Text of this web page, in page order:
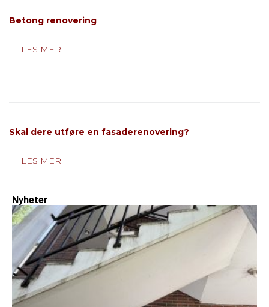
Betong renovering
LES MER
Skal dere utføre en fasaderenovering?
LES MER
Nyheter